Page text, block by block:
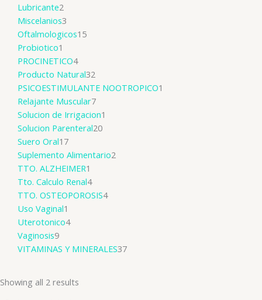
Lubricante2
Miscelanios3
Oftalmologicos15
Probiotico1
PROCINETICO4
Producto Natural32
PSICOESTIMULANTE NOOTROPICO1
Relajante Muscular7
Solucion de Irrigacion1
Solucion Parenteral20
Suero Oral17
Suplemento Alimentario2
TTO. ALZHEIMER1
Tto. Calculo Renal4
TTO. OSTEOPOROSIS4
Uso Vaginal1
Uterotonico4
Vaginosis9
VITAMINAS Y MINERALES37
Showing all 2 results